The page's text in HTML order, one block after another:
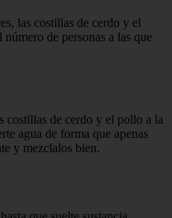
las costillas de cerdo y el
de personas a las que
costillas de cerdo y el pollo a la
agua de forma que apenas
y mezclalos bien.